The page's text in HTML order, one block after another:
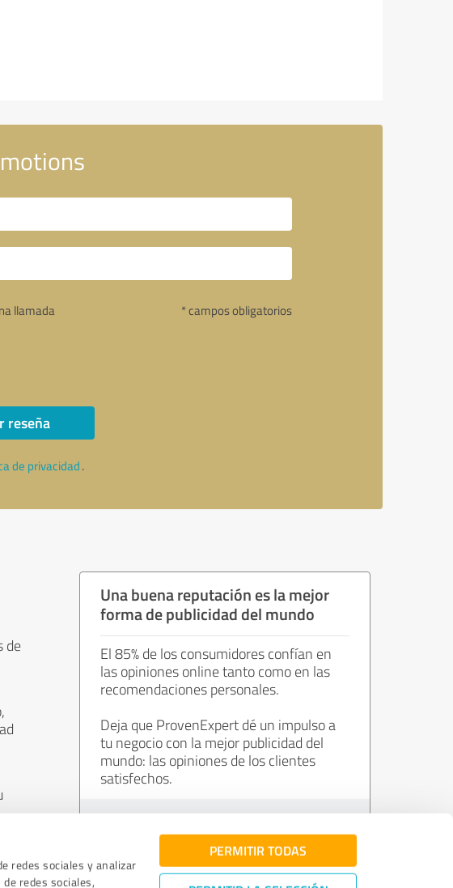
redes sociales y analizar
redes sociales,
PERMITIR TODAS
llamada * campos obligatorios
reseña
de privacidad.
de
Una buena reputación es la mejor
forma de publicidad del mundo
El 85% de los consumidores confían en
las opiniones online tanto como en las
recomendaciones personales.
Deja que ProvenExpert dé un impulso a
tu negocio con la mejor publicidad del
mundo: las opiniones de los clientes
satisfechos.
Únete ahora de forma gratuita.